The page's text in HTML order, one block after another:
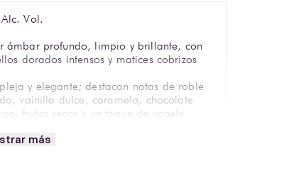
Vol.
ámbar profundo, limpio y brillante, con
dorados intensos y matices cobrizos
y elegante; destacan notas de roble
vainilla dulce, caramelo, chocolate
frutos secos y un toque de canela
18 °Cmás